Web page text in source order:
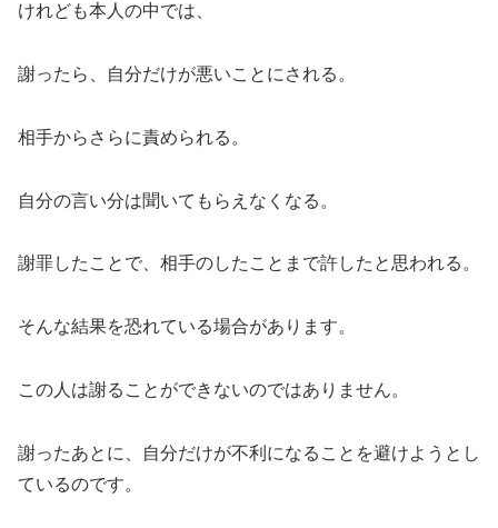
けれども本人の中では、
謝ったら、自分だけが悪いことにされる。
相手からさらに責められる。
自分の言い分は聞いてもらえなくなる。
謝罪したことで、相手のしたことまで許したと思われる。
そんな結果を恐れている場合があります。
この人は謝ることができないのではありません。
謝ったあとに、自分だけが不利になることを避けようとし
ているのです。